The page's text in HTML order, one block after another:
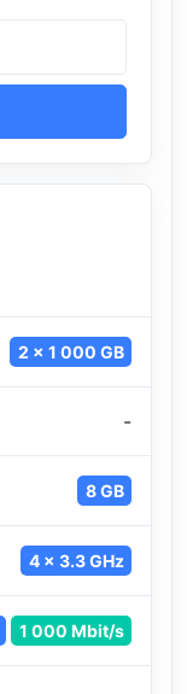
2 x 1 000 GB
-
8 GB
4 x 3.3 GHz
1 000 Mbit/s